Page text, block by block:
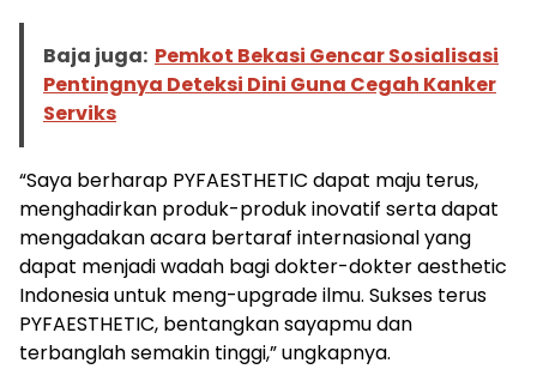
Baja juga: Pemkot Bekasi Gencar Sosialisasi
Pentingnya Deteksi Dini Guna Cegah Kanker
Serviks
“Saya berharap PYFAESTHETIC dapat maju terus,
menghadirkan produk-produk inovatif serta dapat
mengadakan acara bertaraf internasional yang
dapat menjadi wadah bagi dokter-dokter aesthetic
Indonesia untuk meng-upgrade ilmu. Sukses terus
PYFAESTHETIC, bentangkan sayapmu dan
terbanglah semakin tinggi,” ungkapnya.